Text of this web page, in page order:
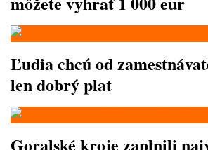
Ľudia chcú od
len dobrý plat
Goralské kroje zaplnili